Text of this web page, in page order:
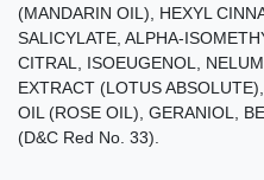
(MANDARIN OIL), HEXYL
SALICYLATE, ALPHA-
CITRAL, ISOEUGENOL,
EXTRACT (LOTUS
OIL (ROSE OIL), GERANIOL,
(D&C Red No. 33).